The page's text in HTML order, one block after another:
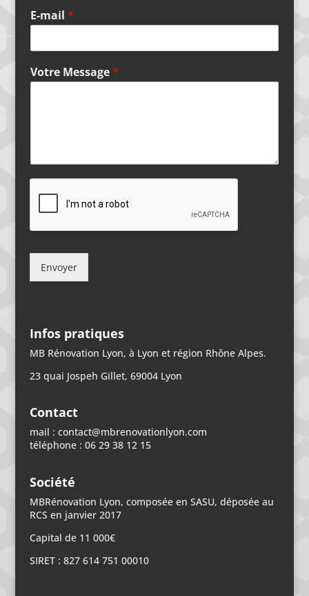
E-mail *
Votre Message*
Envoyer
Infos pratiques
MB Rénovation Lyon, à Lyon et région Rhône Alpes.
23 quai Jospeh Gillet, 69004 Lyon
Contact
mail : contact@mbrenovationlyon.com
téléphone : 06 29 38 12 15
Société
MBRénovation Lyon, composée en SASU, déposée au
RCS en janvier 2017
Capital de 11 000€
SIRET : 827 614 751 00010